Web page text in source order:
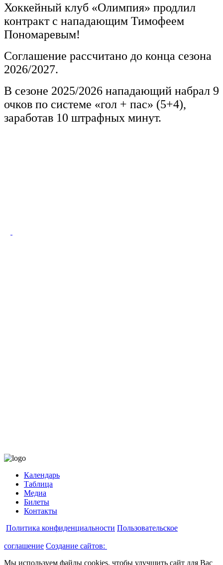
Хоккейный клуб «Олимпия» продлил
контракт с нападающим Тимофеем
Пономаревым!
Соглашение рассчитано до конца сезона
2026/2027.
В сезоне 2025/2026 нападающий набрал 9
очков по системе «гол + пас» (5+4),
заработав 10 штрафных минут.
Календарь
Таблица
Медиа
Билеты
Контакты
Политика конфиденциальности Пользовательское
соглашение Создание сайтов:
Мы используем файлы cookies, чтобы улучшить сайт для Вас